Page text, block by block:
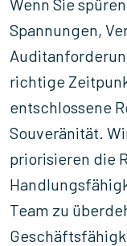
Spannungen,
richtige
entschlossene
Souveränität.
priorisieren die
Team zu